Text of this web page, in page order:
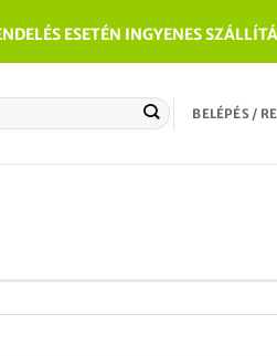
ESETÉN INGYENES
BELÉPÉS /